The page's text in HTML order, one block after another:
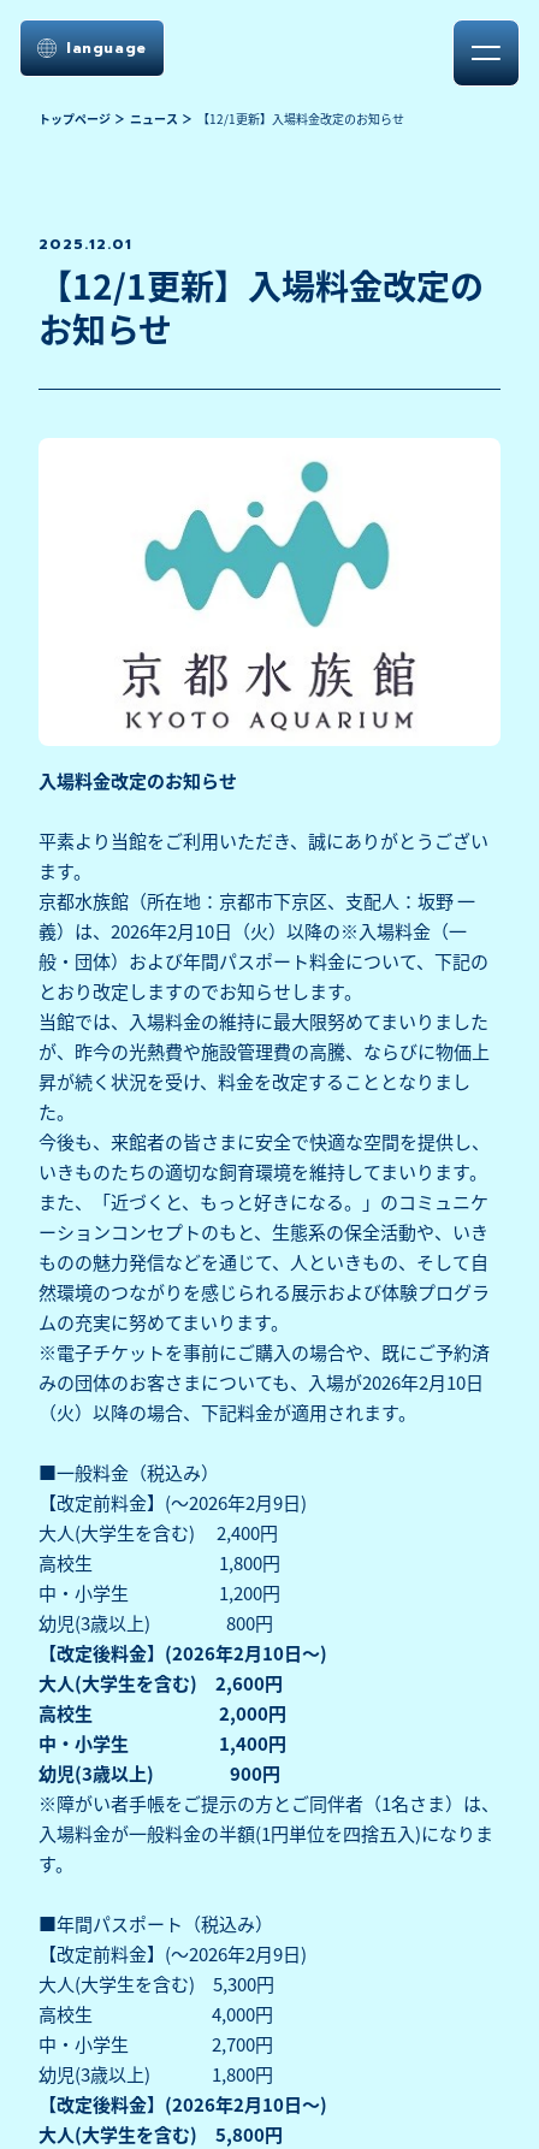
language
トップページ ニュース 【12/1更新】入場料金改定のお知らせ
2025.12.01
【12/1更新】入場料金改定の
お知らせ
入場料金改定のお知らせ
平素より当館をご利用いただき、誠にありがとうござい
ます。
京都水族館（所在地：京都市下京区、支配人：坂野 一
義）は、2026年2月10日（火）以降の※入場料金（一
般・団体）および年間パスポート料金について、下記の
とおり改定しますのでお知らせします。
当館では、入場料金の維持に最大限努めてまいりました
が、昨今の光熱費や施設管理費の高騰、ならびに物価上
昇が続く状況を受け、料金を改定することとなりまし
た。
今後も、来館者の皆さまに安全で快適な空間を提供し、
いきものたちの適切な飼育環境を維持してまいります。
また、「近づくと、もっと好きになる。」のコミュニケ
ーションコンセプトのもと、生態系の保全活動や、いき
ものの魅力発信などを通じて、人といきもの、そして自
然環境のつながりを感じられる展示および体験プログラ
ムの充実に努めてまいります。
※電子チケットを事前にご購入の場合や、既にご予約済
みの団体のお客さまについても、入場が2026年2月10日
（火）以降の場合、下記料金が適用されます。
■一般料金（税込み）
【改定前料金】(～2026年2月9日)
大人(大学生を含む) 2,400円
高校生 1,800円
中・小学生 1,200円
幼児(3歳以上) 800円
【改定後料金】(2026年2月10日～)
大人(大学生を含む) 2,600円
高校生 2,000円
中・小学生 1,400円
幼児(3歳以上) 900円
※障がい者手帳をご提示の方とご同伴者（1名さま）は、
入場料金が一般料金の半額(1円単位を四捨五入)になりま
す。
■年間パスポート（税込み）
【改定前料金】(～2026年2月9日)
大人(大学生を含む) 5,300円
高校生 4,000円
中・小学生 2,700円
幼児(3歳以上) 1,800円
【改定後料金】(2026年2月10日～)
大人(大学生を含む) 5,800円